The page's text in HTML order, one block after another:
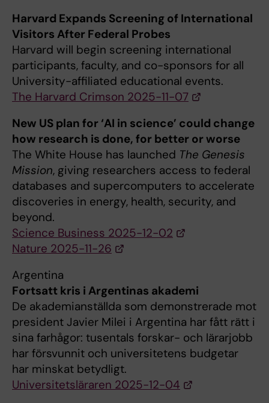
Harvard Expands Screening of International
Visitors After Federal Probes
Harvard will begin screening international
participants, faculty, and co-sponsors for all
University-affiliated educational events.
The Harvard Crimson 2025-11-07
New US plan for ‘AI in science’ could change
how research is done, for better or worse
The White House has launched The Genesis
Mission, giving researchers access to federal
databases and supercomputers to accelerate
discoveries in energy, health, security, and
beyond.
Science Business 2025-12-02
Nature 2025-11-26
Argentina
Fortsatt kris i Argentinas akademi
De akademianställda som demonstrerade mot
president Javier Milei i Argentina har fått rätt i
sina farhågor: tusentals forskar- och lärarjobb
har försvunnit och universitetens budgetar
har minskat betydligt.
Universitetsläraren 2025-12-04